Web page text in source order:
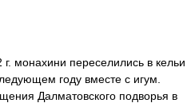
монахини переселились в кельи
году вместе с игум.
Далматовского подворья в